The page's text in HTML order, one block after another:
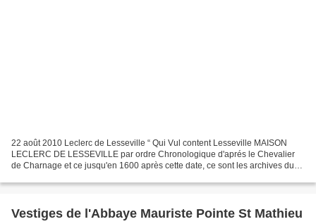
22 août 2010 Leclerc de Lesseville “ Qui Vul content Lesseville MAISON
LECLERC DE LESSEVILLE par ordre Chronologique d'aprés le Chevalier
de Charnage et ce jusqu'en 1600 après cette date, ce sont les archives du
Vestiges de l'Abbaye Mauriste Pointe St Mathieu